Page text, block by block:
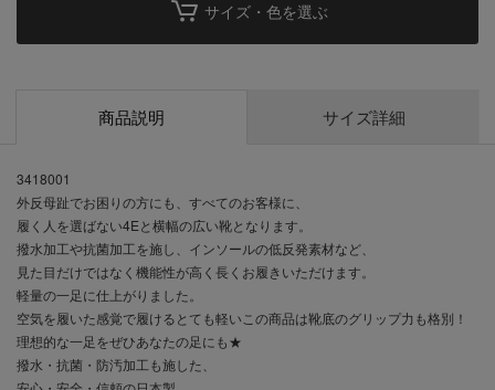
サイズ・色を選ぶ
商品説明 サイズ詳細
3418001
外反母趾でお困りの方にも、すべてのお客様に、
履く人を選ばない4Eと横幅の広い靴となります。
撥水加工や抗菌加工を施し、インソールの低反発素材など、
見た目だけではなく機能性が高く長くお履きいただけます。
軽量の一足に仕上がりました。
空気を履いた感覚で履けるとても軽いこの商品は靴底のグリップ力も格別！
理想的な一足をぜひあなたの足にも★
撥水・抗菌・防汚加工も施した、